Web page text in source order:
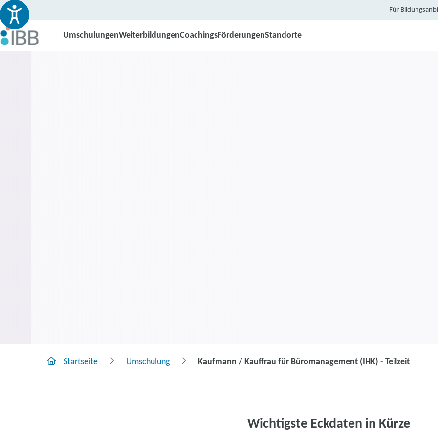
Für
UmschulungenWeiterbildungenCoachingsFörderungenStandorte
Startseite Umschulung Kaufmann / Kauffrau für Büromanagement (IHK) - Teilzeit
Wichtigste Eckdaten in Kürze